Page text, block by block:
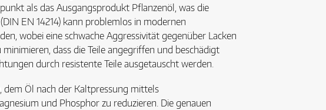
als das Ausgangsprodukt Pflanzenöl, was die
EN 14214) kann problemlos in modernen
wobei eine schwache Aggressivität gegenüber Lacken
dass die Teile angegriffen und beschädigt
durch resistente Teile ausgetauscht werden.
Öl nach der Kaltpressung mittels
und Phosphor zu reduzieren. Die genauen